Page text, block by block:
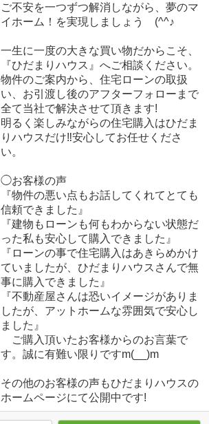
ご不安を一つずつ解消しながら、夢のマ
イホーム！を実現しましょう (^^♪
一生に一度の大きな買い物だからこそ、
『ひだまりハウス』へご相談ください。
物件のご案内から、住宅ローンの取扱
い、お引渡し後のアフターフォローまで
全て当社で解決させて頂きます!
明るく楽しみながらの住宅購入はひだま
りハウスだけ‼安心してお任せくださ
い。
◯お客様の声
『物件の悪い点もお話してくれてとても
信頼できました』
『建物もローンも何もわからない状態だ
った私も安心して購入できました』
『ローンの事で住宅購入はあきらめかけ
ていましたが、ひだまりハウスさんで無
事に購入できました』
『不動産屋さんは恐いイメージがありま
したが、アットホームな雰囲気で安心し
ました』
ご購入頂いたお客様からのお言葉で
す。誠に有難い限りですm(__)m
その他のお客様の声もひだまりハウスの
ホームページにて公開中です!